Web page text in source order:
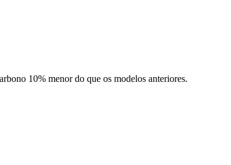
10% menor do que os modelos anteriores.